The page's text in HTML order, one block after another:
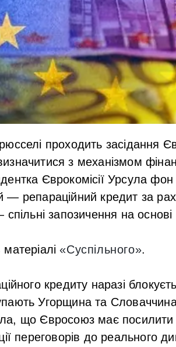
проходить засідання
з механізмом
Єврокомісії Урсула
репараційний кредит за
спільні запозичення на
«Суспільного».
кредиту наразі
Угорщина та
що Євросоюз має посилити
переговорів до реального